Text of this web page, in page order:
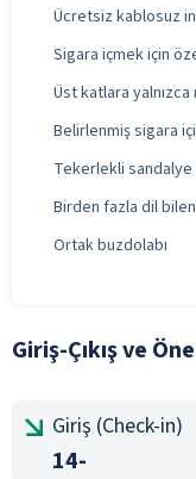
Ücretsiz kablosuz
Sigara içmek için
Üst katlara
Belirlenmiş sigara
Tekerlekli sandalye
Birden fazla dil
Ortak buzdolabı
Giriş-Çıkış ve
Giriş (Check-in)
14-